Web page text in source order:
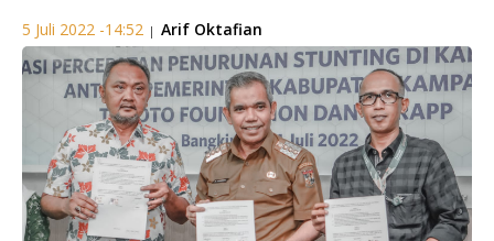
5 Juli 2022 -14:52 | Arif Oktafian